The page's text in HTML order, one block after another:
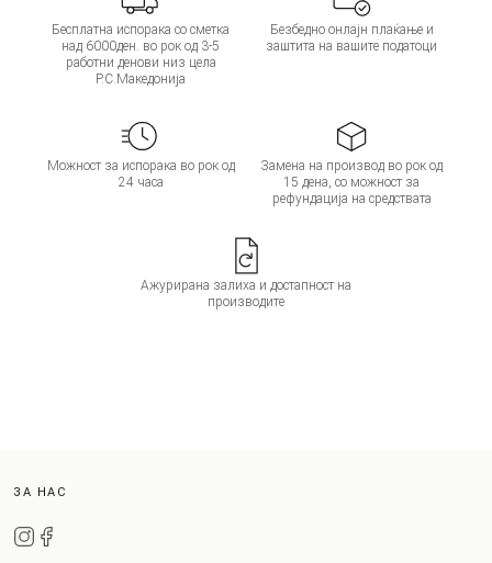
Бесплатна испорака со сметка
над 6000ден. во рок од 3-5
работни денови низ цела
Р.С.Македонија
Безбедно онлајн плаќање и
заштита на вашите податоци
Можност за испорака во рок од
24 часа
Замена на производ во рок од
15 дена, со можност за
рефундација на средствата
Ажурирана залиха и достапност на
производите
ЗА НАС